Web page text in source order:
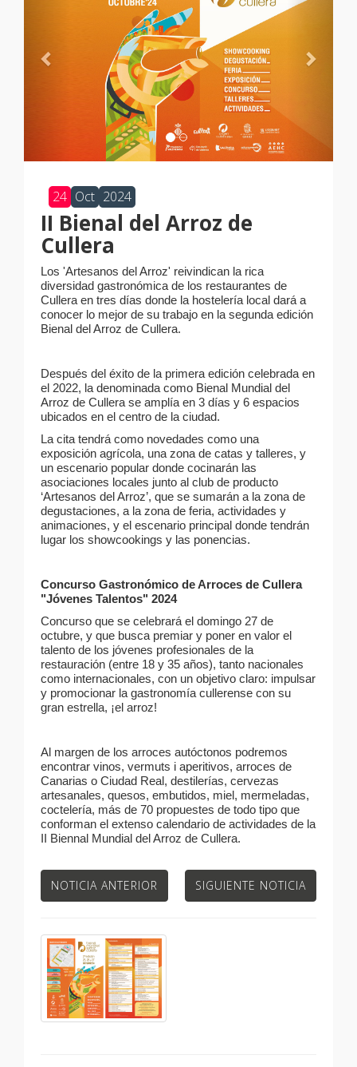
24 Oct 2024
II Bienal del Arroz de
Cullera
Los 'Artesanos del Arroz' reivindican la rica
diversidad gastronómica de los restaurantes de
Cullera en tres días donde la hostelería local dará a
conocer lo mejor de su trabajo en la segunda edición
Bienal del Arroz de Cullera.
Después del éxito de la primera edición celebrada en
el 2022, la denominada como Bienal Mundial del
Arroz de Cullera se amplía en 3 días y 6 espacios
ubicados en el centro de la ciudad.
La cita tendrá como novedades como una
exposición agrícola, una zona de catas y talleres, y
un escenario popular donde cocinarán las
asociaciones locales junto al club de producto
‘Artesanos del Arroz’, que se sumarán a la zona de
degustaciones, a la zona de feria, actividades y
animaciones, y el escenario principal donde tendrán
lugar los showcookings y las ponencias.
Concurso Gastronómico de Arroces de Cullera
"Jóvenes Talentos" 2024
Concurso que se celebrará el domingo 27 de
octubre, y que busca premiar y poner en valor el
talento de los jóvenes profesionales de la
restauración (entre 18 y 35 años), tanto nacionales
como internacionales, con un objetivo claro: impulsar
y promocionar la gastronomía cullerense con su
gran estrella, ¡el arroz!
Al margen de los arroces autóctonos podremos
encontrar vinos, vermuts i aperitivos, arroces de
Canarias o Ciudad Real, destilerías, cervezas
artesanales, quesos, embutidos, miel, mermeladas,
coctelería, más de 70 propuestes de todo tipo que
conforman el extenso calendario de actividades de la
II Biennal Mundial del Arroz de Cullera.
NOTICIA ANTERIOR SIGUIENTE NOTICIA